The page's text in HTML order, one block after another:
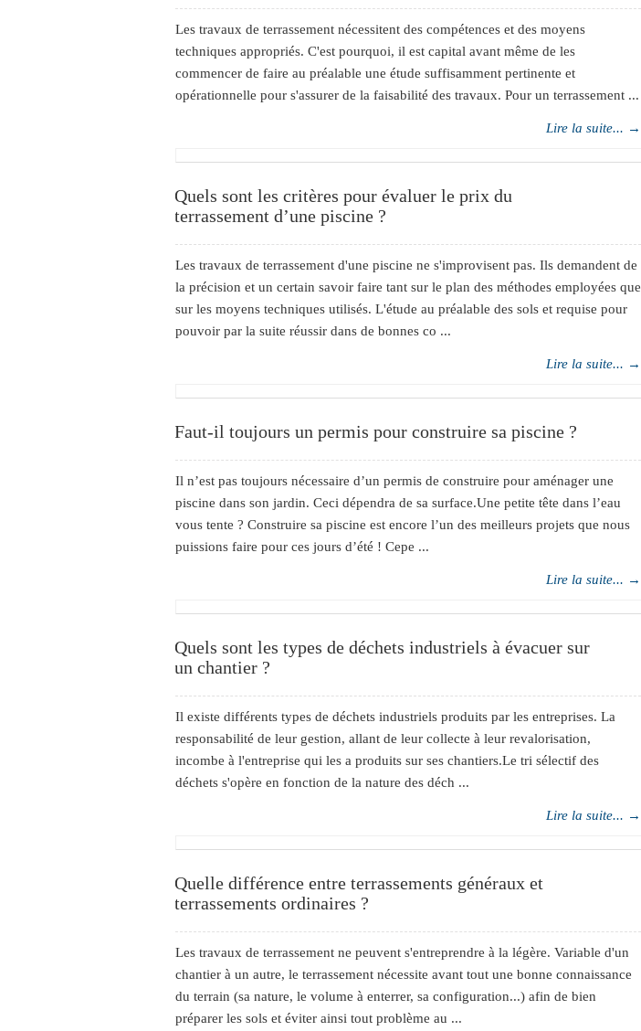
Les travaux de terrassement nécessitent des compétences et des moyens
techniques appropriés. C'est pourquoi, il est capital avant même de les
commencer de faire au préalable une étude suffisamment pertinente et
opérationnelle pour s'assurer de la faisabilité des travaux. Pour un terrassement ...
Lire la suite... →
Quels sont les critères pour évaluer le prix du
terrassement d’une piscine ?
Les travaux de terrassement d'une piscine ne s'improvisent pas. Ils demandent de
la précision et un certain savoir faire tant sur le plan des méthodes employées que
sur les moyens techniques utilisés. L'étude au préalable des sols et requise pour
pouvoir par la suite réussir dans de bonnes co ...
Lire la suite... →
Faut-il toujours un permis pour construire sa piscine ?
Il n’est pas toujours nécessaire d’un permis de construire pour aménager une
piscine dans son jardin. Ceci dépendra de sa surface.Une petite tête dans l’eau
vous tente ? Construire sa piscine est encore l’un des meilleurs projets que nous
puissions faire pour ces jours d’été ! Cepe ...
Lire la suite... →
Quels sont les types de déchets industriels à évacuer sur
un chantier ?
Il existe différents types de déchets industriels produits par les entreprises. La
responsabilité de leur gestion, allant de leur collecte à leur revalorisation,
incombe à l'entreprise qui les a produits sur ses chantiers.Le tri sélectif des
déchets s'opère en fonction de la nature des déch ...
Lire la suite... →
Quelle différence entre terrassements généraux et
terrassements ordinaires ?
Les travaux de terrassement ne peuvent s'entreprendre à la légère. Variable d'un
chantier à un autre, le terrassement nécessite avant tout une bonne connaissance
du terrain (sa nature, le volume à enterrer, sa configuration...) afin de bien
préparer les sols et éviter ainsi tout problème au ...